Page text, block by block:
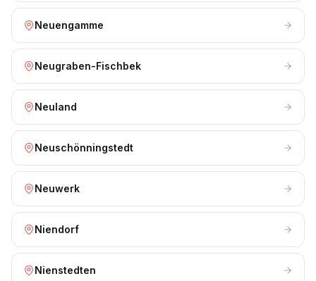
Neuengamme
Neugraben-Fischbek
Neuland
Neuschönningstedt
Neuwerk
Niendorf
Nienstedten